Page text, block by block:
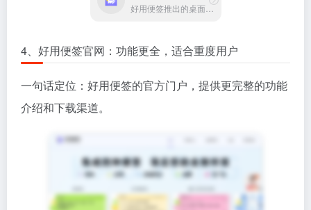
好用便签推出的桌面便签工具
4、好用便签官网：功能更全，适合重度用户
一句话定位：好用便签的官方门户，提供更完整的功能
介绍和下载渠道。